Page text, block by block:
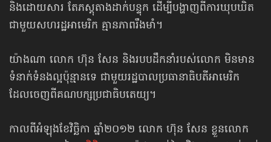
និងដោយសារ តែភស្ដុតាងដាក់បន្ទុក ដើម្បីបង្ហាញពីការឃុបឃិត
ជាមួយសហរដ្ឋអាមេរិក គ្មានភាពរឹងមាំ។
យ៉ាងណា លោក ហ៊ុន សែន និងរបបដឹកនាំរបស់លោក មិនមាន
ទំនាក់ទំនងល្អប៉ុន្មានទេ ជាមួយរដ្ឋបាល​​ប្រធានាធិបតី​អាមេរិក
ដែលចេញពីគណបក្សប្រជាធិបតេយ្យ។
កាលពី​អំឡុងខែវិច្ឆិកា ឆ្នាំ២០១២ លោក ហ៊ុន សែន ខ្លួនលោក